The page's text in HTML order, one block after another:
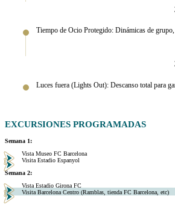
Tiempo de Ocio Protegido: Dinámicas de
Luces fuera (Lights Out): Descanso total para
EXCURSIONES PROGRAMADAS
Semana 1:
Vista Museo FC Barcelona
Visita Estadio Espanyol
Semana 2:
Vista Estadio Girona FC
Visita Barcelona Centro (Ramblas, tienda FC Barcelona, etc)